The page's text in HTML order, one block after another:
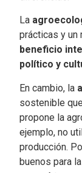
La
prácticas y un
beneficio
político y
En cambio, la
sostenible
propone la
ejemplo, no
producción.
buenos para